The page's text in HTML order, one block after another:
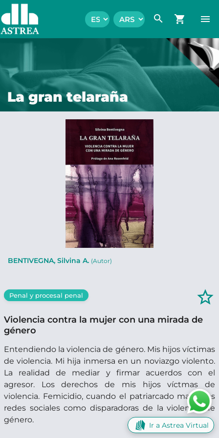
search shopping_cart menu
La gran telaraña
BENTIVEGNA, Silvina A. (Autor)
Penal y procesal penal star_border
Violencia contra la mujer con una mirada de
género
Entendiendo la violencia de género. Mis hijos víctimas
de violencia. Mi hija inmersa en un noviazgo violento.
La realidad de mediar y firmar acuerdos con el
agresor. Los derechos de mis hijos víctmas de
violencia. Femicidio, cuando el patriarcado mata. Las
redes sociales como disparadoras de la violencia de
género.
Ir a Astrea Virtual